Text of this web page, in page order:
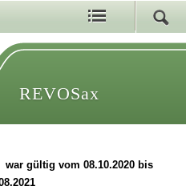
REVOSax
war gültig vom 08.10.2020 bis